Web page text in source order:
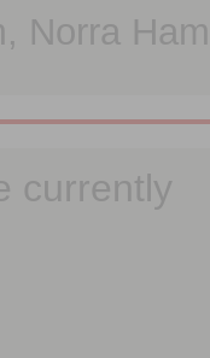
Norra
currently